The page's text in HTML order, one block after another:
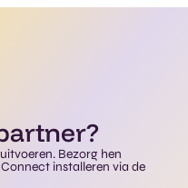
Bezorg hen
installeren via de